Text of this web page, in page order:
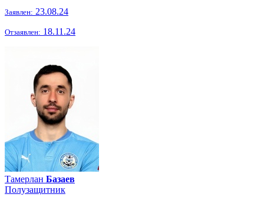
Заявлен: 23.08.24
Отзаявлен: 18.11.24
Тамерлан Базаев
Полузащитник